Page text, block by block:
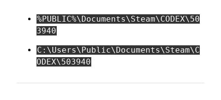
%PUBLIC%\Documents\Steam\CODEX\50
3940
C:\Users\Public\Documents\Steam\C
ODEX\503940